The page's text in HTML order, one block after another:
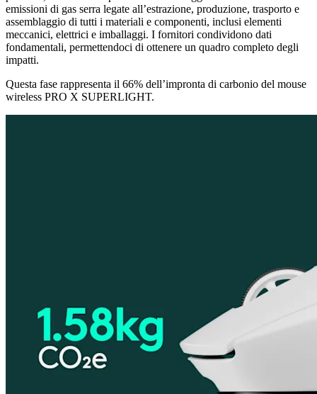
emissioni di gas serra legate all’estrazione, produzione, trasporto e
assemblaggio di tutti i materiali e componenti, inclusi elementi
meccanici, elettrici e imballaggi. I fornitori condividono dati
fondamentali, permettendoci di ottenere un quadro completo degli
impatti.
Questa fase rappresenta il 66% dell’impronta di carbonio del mouse
wireless PRO X SUPERLIGHT.